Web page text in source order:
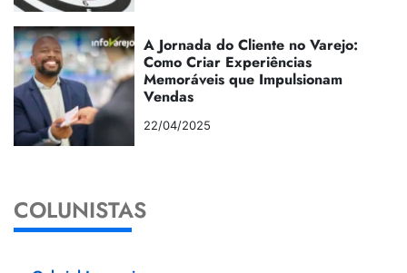
A Jornada do Cliente no Varejo:
Como Criar Experiências
Memoráveis que Impulsionam
Vendas
22/04/2025
COLUNISTAS